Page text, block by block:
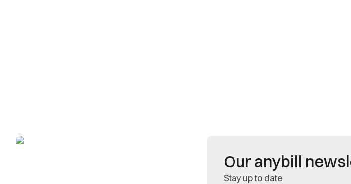
Our anybill
Stay up to date